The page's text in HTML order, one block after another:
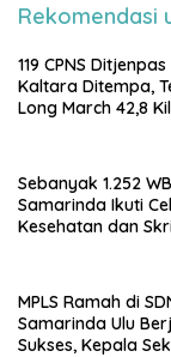
Rekomendasi
119 CPNS
Kaltara Ditempa,
Long March 42,8
Sebanyak 1.252
Samarinda Ikuti
Kesehatan dan
MPLS Ramah di
Samarinda Ulu
Sukses, Kepala